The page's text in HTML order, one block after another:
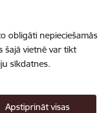
obligāti nepieciešamās
šajā vietnē var tikt
sīkdatnes.
Apstiprināt visas